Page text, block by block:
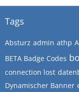
Tags
Absturz admin athp
BETA Badge Codes
connection lost
Dynamischer Banner